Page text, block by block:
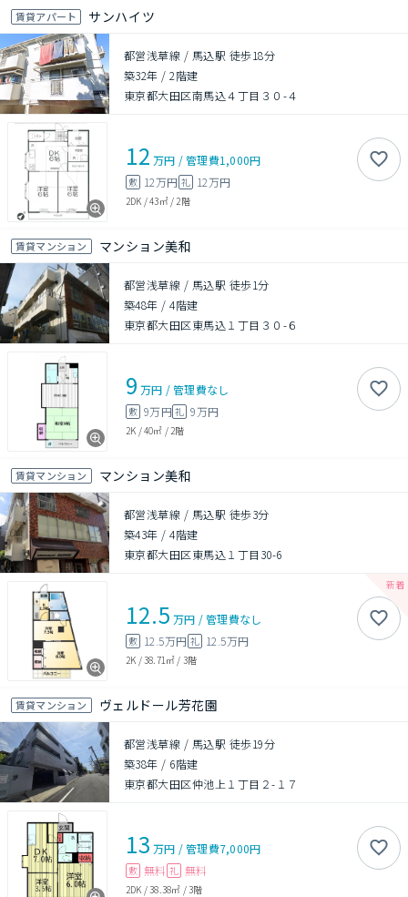
賃貸アパート サンハイツ
都営浅草線 / 馬込駅 徒歩18分
築32年 /2階建
東京都大田区南馬込４丁目３０-４
12 万円 /管理費1,000円
敷 12万円 礼 12万円
2DK /43㎡/ 2階
賃貸マンション マンション美和
都営浅草線 / 馬込駅 徒歩1分
築48年 /4階建
東京都大田区東馬込１丁目３０-６
9 万円 /管理費なし
敷 9万円礼 9万円
2K /40㎡ / 2階
賃貸マンション マンション美和
都営浅草線 / 馬込駅 徒歩3分
築43年 /4階建
東京都大田区東馬込１丁目30-6
12.5 万円 /管理費なし
敷 12.5万円 礼 12.5万円
2K /38.71㎡ / 3階
賃貸マンション ヴェルドール芳花園
都営浅草線 / 馬込駅 徒歩19分
築38年 / 6階建
東京都大田区仲池上１丁目２-１７
13 万円 /管理費7,000円
敷 無料 礼 無料
2DK /38.38㎡ /3階